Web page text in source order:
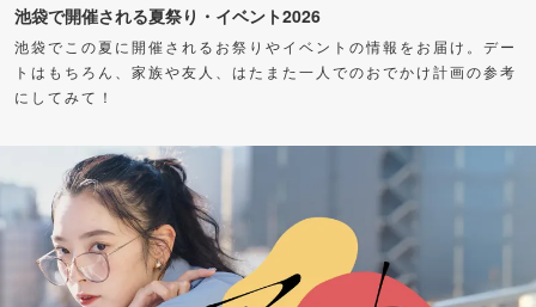
池袋で開催される夏祭り・イベント2026
池袋でこの夏に開催されるお祭りやイベントの情報をお届け。デー
トはもちろん、家族や友人、はたまた一人でのおでかけ計画の参考
にしてみて！